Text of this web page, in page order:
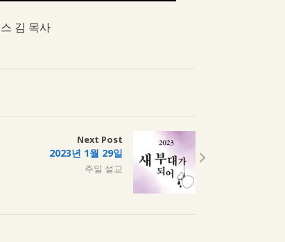
김 목사
Next Post
2023년 1월 29일
주일 설교